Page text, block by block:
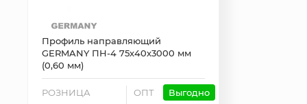
Профиль направляющий
GERMANY ПН-4 75х40х3000 мм
(0,60 мм)
РОЗНИЦА ОПТ Выгодно